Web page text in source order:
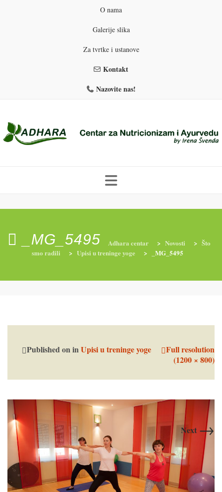
O nama
Galerije slika
Za tvrtke i ustanove
Kontakt
Nazovite nas!
to
RADIONICE NUTRI-ORDINACIJA TRETMANI
_MG_5495 Adhara centar > Novosti > Što
smo radili
> Upisi u treninge yoge > _MG_5495
Published oninUpisi u treninge yoge
Full resolution
(1200 × 800)
Next →